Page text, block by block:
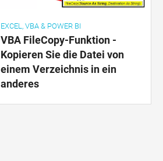
EXCEL, VBA & POWER BI
VBA FileCopy-Funktion -
Kopieren Sie die Datei von
einem Verzeichnis in ein
anderes